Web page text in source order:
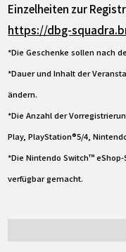
Einzelheiten zur
https://dbg-
*Die Geschenke sollen nach
*Dauer und Inhalt der
ändern.
*Die Anzahl der
Play, PlayStation®5/4,
*Die Nintendo Switch™
verfügbar gemacht.